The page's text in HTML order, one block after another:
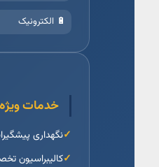
🔋 الکترونیک
خدمات ویژه
نگهداری پیشگیرانه (PM)
کالیبراسیون تخصصی